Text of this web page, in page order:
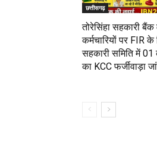
छत्तीसगढ़
तोरेसिंहा सहकारी
कर्मचारियों पर FIR
सहकारी समिति में
का KCC फर्जीवाड़ा